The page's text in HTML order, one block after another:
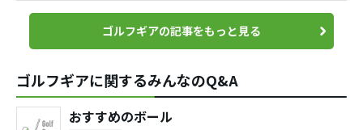
ゴルフギアの記事をもっと見る
ゴルフギアに関するみんなのQ&A
おすすめのボール